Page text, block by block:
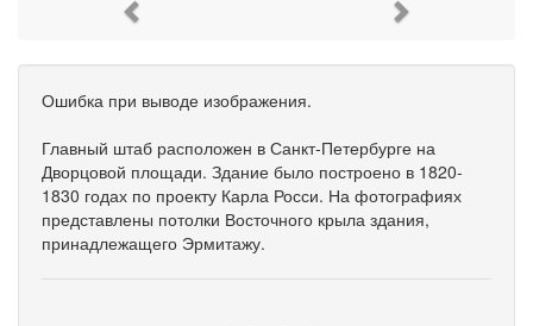
Ошибка при выводе изображения.
Главный штаб расположен в Санкт-Петербурге на
Дворцовой площади. Здание было построено в 1820-
1830 годах по проекту Карла Росси. На фотографиях
представлены потолки Восточного крыла здания,
принадлежащего Эрмитажу.